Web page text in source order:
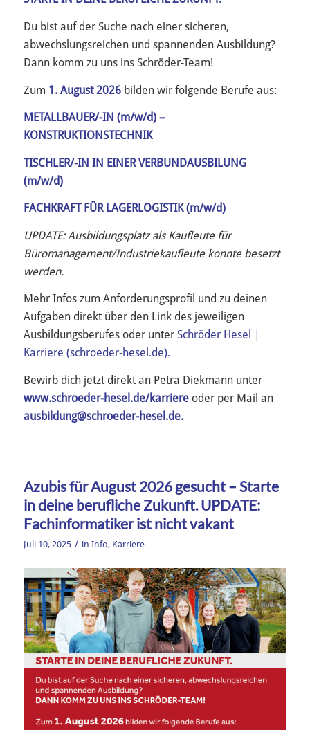
Du bist auf der Suche nach einer sicheren,
abwechslungsreichen und spannenden Ausbildung?
Dann komm zu uns ins Schröder-Team!
Zum 1. August 2026 bilden wir folgende Berufe aus:
METALLBAUER/-IN (m/w/d) –
KONSTRUKTIONSTECHNIK
TISCHLER/-IN IN EINER VERBUNDAUSBILUNG
(m/w/d)
FACHKRAFT FÜR LAGERLOGISTIK (m/w/d)
UPDATE: Ausbildungsplatz als Kaufleute für
Büromanagement/Industriekaufleute konnte besetzt
werden.
Mehr Infos zum Anforderungsprofil und zu deinen
Aufgaben direkt über den Link des jeweiligen
Ausbildungsberufes oder unter Schröder Hesel |
Karriere (schroeder-hesel.de).
Bewirb dich jetzt direkt an Petra Diekmann unter
www.schroeder-hesel.de/karriere oder per Mail an
ausbildung@schroeder-hesel.de.
Azubis für August 2026 gesucht – Starte
in deine berufliche Zukunft. UPDATE:
Fachinformatiker ist nicht vakant
Juli 10, 2025 / in Info, Karriere